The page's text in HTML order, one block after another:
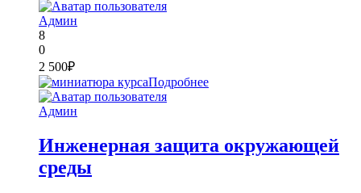
Админ
8
0
2 500₽
Подробнее
Админ
Инженерная защита окружающей
среды